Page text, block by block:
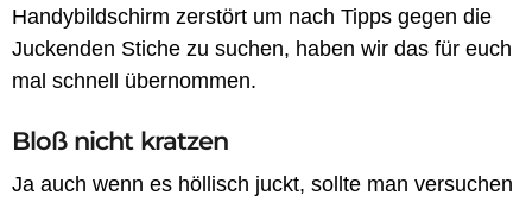
Handybildschirm zerstört um nach Tipps gegen die
Juckenden Stiche zu suchen, haben wir das für euch
mal schnell übernommen.
Bloß nicht kratzen
Ja auch wenn es höllisch juckt, sollte man versuchen